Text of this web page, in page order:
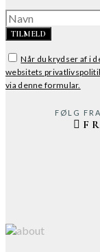
TILMELD
Når du krydser af i
websitets
via denne formular.
FØLG